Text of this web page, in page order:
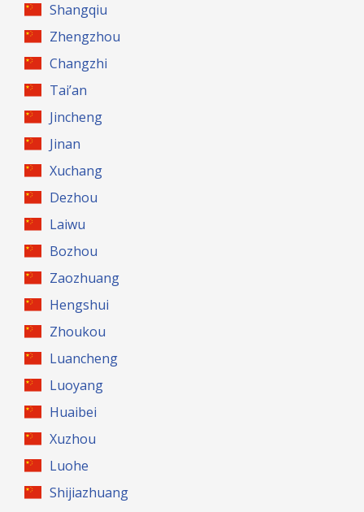
Shangqiu
Zhengzhou
Changzhi
Tai’an
Jincheng
Jinan
Xuchang
Dezhou
Laiwu
Bozhou
Zaozhuang
Hengshui
Zhoukou
Luancheng
Luoyang
Huaibei
Xuzhou
Luohe
Shijiazhuang